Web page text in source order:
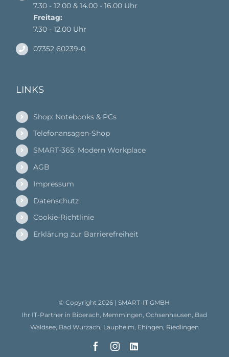
7.30 - 12.00 & 14.00 - 16.00 Uhr
Freitag:
7.30 - 12.00 Uhr
07352 60239-0
LINKS
Shop: Notebooks & PCs
Telefonansagen-Shop
SMART-365: Modern Workplace
AGB
Impressum
Datenschutz
Cookie-Richtlinie
Erklärung zur Barrierefreiheit
© Copyright2026 |SMART-IT GMBH
Ihr IT-Partner in Biberach, Memmingen, Ochsenhausen, Bad
Waldsee, Bad Wurzach, Laupheim, Ehingen, Riedlingen
FacebookInstagramLinkedIn